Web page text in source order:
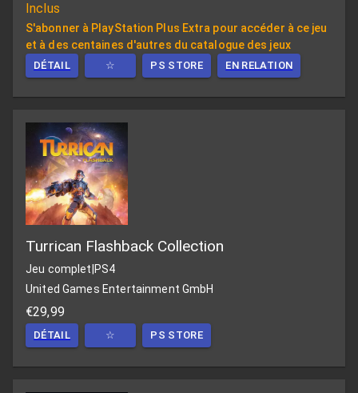
Inclus
S'abonner à PlayStation Plus Extra pour accéder à ce jeu
et à des centaines d'autres du catalogue des jeux
DÉTAIL ☆ PS STORE EN RELATION
Turrican Flashback Collection
Jeu complet PS4
United Games Entertainment GmbH
€29,99
DÉTAIL ☆ PS STORE